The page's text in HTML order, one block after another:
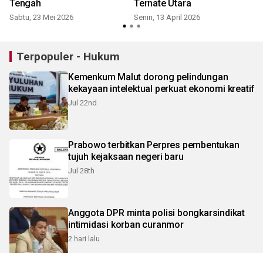
Tengah
Sabtu, 23 Mei 2026
Ternate Utara
Senin, 13 April 2026
Terpopuler - Hukum
Kemenkum Malut dorong pelindungan
kekayaan intelektual perkuat ekonomi kreatif
Jul 22nd
Prabowo terbitkan Perpres pembentukan
tujuh kejaksaan negeri baru
Jul 28th
Anggota DPR minta polisi bongkarsindikat
intimidasi korban curanmor
2 hari lalu